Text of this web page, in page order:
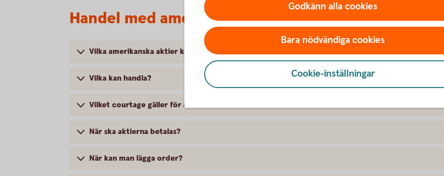
Handel med amerikanska värdepapper
Vilka amerikanska aktier kan jag handla med?
Vilka kan handla?
Vilket courtage gäller för amerikanska aktier online?
När ska aktierna betalas?
När kan man lägga order?
Godkänn alla cookies
Bara nödvändiga cookies
Cookie-inställningar